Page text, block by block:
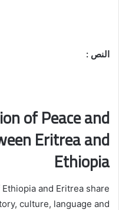
النص :
of Peace and
Eritrea and
Ethiopia
and Eritrea share
culture, language and